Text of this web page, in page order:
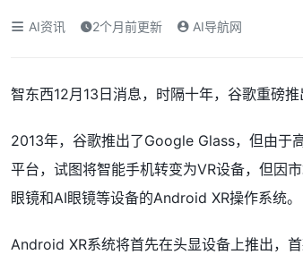
AI资讯 2个月前更新 AI导航网
智东西12月13日消息，时隔十年，谷歌重磅
2013年，谷歌推出了Google Glass，但由于
平台，试图将智能手机转变为VR设备，但因
眼镜和AI眼镜等设备的Android XR操作系统。
Android XR系统将首先在头显设备上推出，